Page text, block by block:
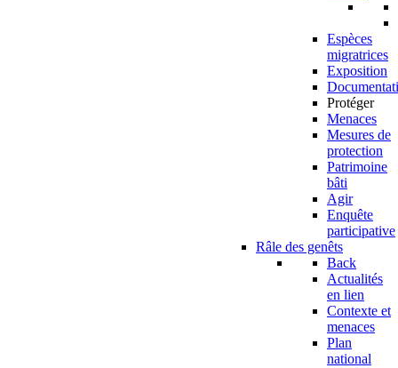
Espèces
migratrices
Exposition
Protéger
Menaces
Mesures de
protection
Patrimoine
bâti
Agir
Enquête
participative
Râle des genêts
Back
Actualités
en lien
Contexte et
menaces
Plan
national